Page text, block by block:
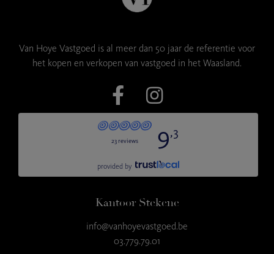
Van Hoye Vastgoed is al meer dan 50 jaar de referentie voor
het kopen en verkopen van vastgoed in het Waasland.
Kantoor Stekene
info@vanhoyevastgoed.be
03.779.79.01